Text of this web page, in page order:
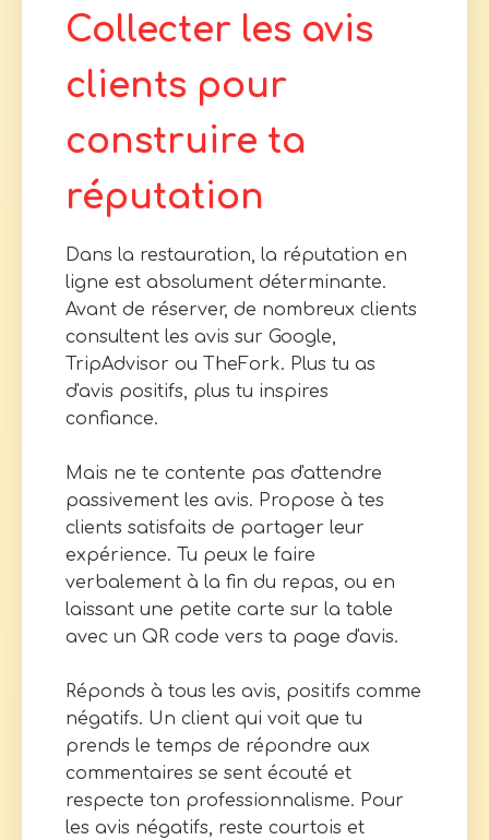
Collecter les avis
clients pour
construire ta
réputation
Dans la restauration, la réputation en
ligne est absolument déterminante.
Avant de réserver, de nombreux clients
consultent les avis sur Google,
TripAdvisor ou TheFork. Plus tu as
d'avis positifs, plus tu inspires
confiance.
Mais ne te contente pas d'attendre
passivement les avis. Propose à tes
clients satisfaits de partager leur
expérience. Tu peux le faire
verbalement à la fin du repas, ou en
laissant une petite carte sur la table
avec un QR code vers ta page d'avis.
Réponds à tous les avis, positifs comme
négatifs. Un client qui voit que tu
prends le temps de répondre aux
commentaires se sent écouté et
respecte ton professionnalisme. Pour
les avis négatifs, reste courtois et